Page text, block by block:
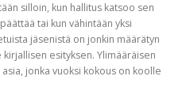
silloin, kun hallitus katsoo sen
tai kun vähintään yksi
jäsenistä on jonkin määrätyn
esityksen. Ylimääräisen
jonka vuoksi kokous on koolle